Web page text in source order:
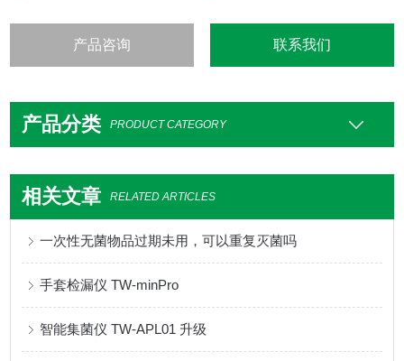
产品咨询 联系我们
产品分类 PRODUCT CATEGORY
相关文章 RELATED ARTICLES
一次性无菌物品过期未用，可以重复灭菌吗
手套检漏仪 TW-minPro
智能集菌仪 TW-APL01 升级